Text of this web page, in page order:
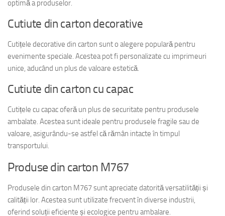
optimă a produselor.
Cutiute din carton decorative
Cutițele decorative din carton sunt o alegere populară pentru
evenimente speciale. Acestea pot fi personalizate cu imprimeuri
unice, aducând un plus de valoare estetică.
Cutiute din carton cu capac
Cutițele cu capac oferă un plus de securitate pentru produsele
ambalate. Acestea sunt ideale pentru produsele fragile sau de
valoare, asigurându-se astfel că rămân intacte în timpul
transportului.
Produse din carton M767
Produsele din carton M767 sunt apreciate datorită versatilității și
calității lor. Acestea sunt utilizate frecvent în diverse industrii,
oferind soluții eficiente și ecologice pentru ambalare.